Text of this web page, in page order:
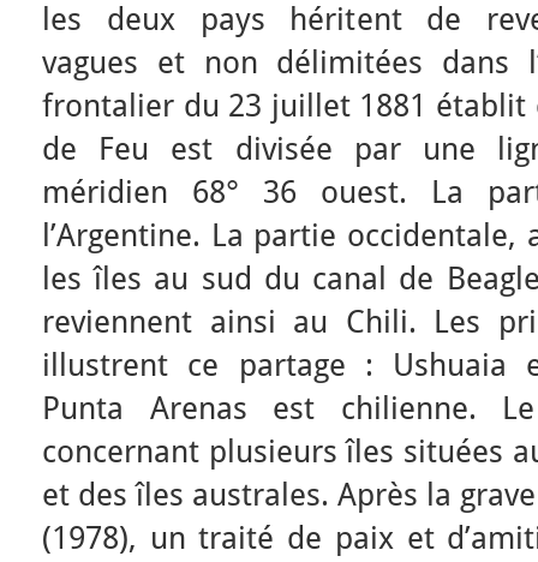
les deux pays héritent de
vagues et non délimitées dans
frontalier du 23 juillet 1881 établit
de Feu est divisée par une
méridien 68° 36 ouest. La
l’Argentine. La partie
les îles au sud du canal de
reviennent ainsi au Chili. Les
illustrent ce partage : Ushuaia
Punta Arenas est chilienne.
concernant plusieurs îles situées
et des îles australes. Après la
(1978), un traité de paix et